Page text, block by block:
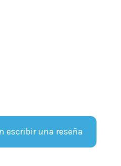
escribir una reseña